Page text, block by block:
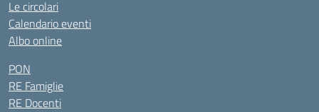
Le circolari
Calendario eventi
Albo online
PON
RE Famiglie
RE Docenti